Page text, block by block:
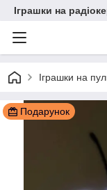
Іграшки на
Іграшки на
Подарунок